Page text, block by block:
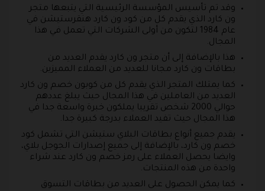
وقد تم تأسيس المؤسسة الرئيسية التي يتبعها متجر
ون كارد الذي يقدم كل من كود ون كارد هنقرستيشن في
عام 1984 لتكون من أولى الشركات التي تعمل في هذا
المجال.
هذا بالإضافة إلى أن متجر ون كارد يقدم العديد من
بطاقات ون كارد مجانا للعديد من العملاء المميزين.
كما يمتلك المتجر الذي يقدم كل من كوبون خصم ون كارد
العديد من العاملين في هذا المجال حيث يبلغ عددهم
حوالي 2000 شخص تقريبا يملكون خبرة واسعة جدا في
هذا المجال حيث تفيد العملاء بدرجة كبيرة جدا.
يقدم جميع أنواع بطاقات البلاي ستيشن التي تشمل كود
خصم ون كارد، بالإضافة إلى جميع إصدارات الجوجل بلاي،
وايضا يحصل العملاء على رمز خصم ون كارد عند شراء
واحدة من هذه المنتجات.
كما يمكن الحصول على العديد من بطاقات التسوق